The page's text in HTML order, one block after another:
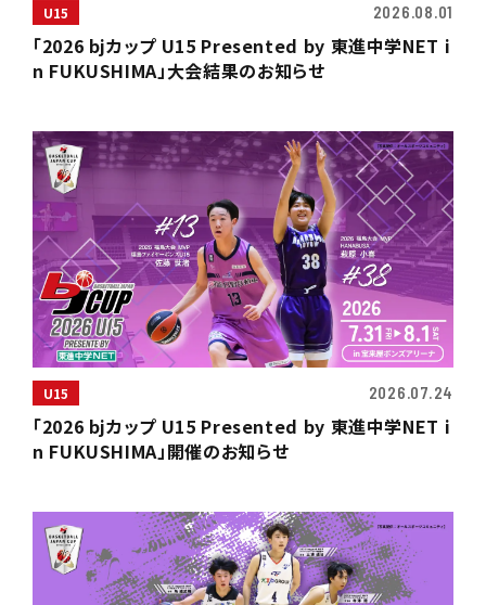
U15 2026.08.01
「2026 bjカップ U15 Presented by 東進中学NET i
n FUKUSHIMA」大会結果のお知らせ
U15 2026.07.24
「2026 bjカップ U15 Presented by 東進中学NET i
n FUKUSHIMA」開催のお知らせ